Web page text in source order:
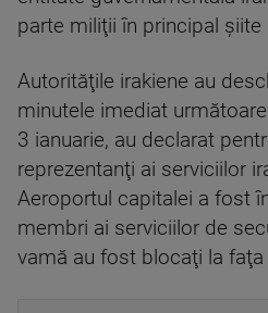
parte miliţii în principal şiite
Autorităţile irakiene au
minutele imediat
3 ianuarie, au declarat
reprezentanţi ai serviciilor
Aeroportul capitalei a fost
membri ai serviciilor de
vamă au fost blocaţi la faţa